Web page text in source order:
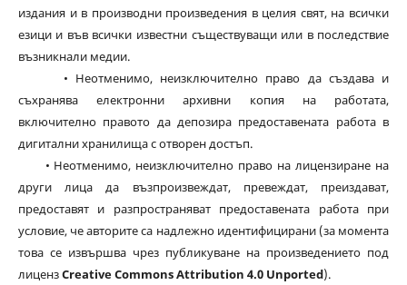
издания и в производни произведения в целия свят, на всички
езици и във всички известни съществуващи или в последствие
възникнали медии.
• Неотменимо, неизключително право да създава и
съхранява електронни архивни копия на работата,
включително правото да депозира предоставената работа в
дигитални хранилища с отворен достъп.
• Неотменимо, неизключително право на лицензиране на
други лица да възпроизвеждат, превеждат, преиздават,
предоставят и разпространяват предоставената работа при
условие, че авторите са надлежно идентифицирани (за момента
това се извършва чрез публикуване на произведението под
лицензCreative Commons Attribution 4.0 Unported).